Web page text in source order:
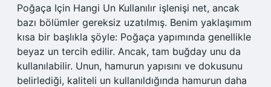
Poğaça Için Hangi Un Kullanılır işlenişi net, ancak
bazı bölümler gereksiz uzatılmış. Benim yaklaşımım
kısa bir başlıkla şöyle: Poğaça yapımında genellikle
beyaz un tercih edilir. Ancak, tam buğday unu da
kullanılabilir. Unun, hamurun yapısını ve dokusunu
belirlediği, kaliteli un kullanıldığında hamurun daha